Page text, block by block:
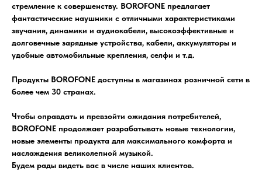
стремление к совершенству. BOROFONE предлагает
фантастические наушники с отличными характеристиками
звучания, динамики и аудиокабели, высокоэффективные и
долговечные зарядные устройства, кабели, аккумуляторы и
удобные автомобильные крепления, селфи и т.д.
Продукты BOROFONE доступны в магазинах розничной сети в
более чем 30 странах.
Чтобы оправдать и превзойти ожидания потребителей,
BOROFONE продолжает разрабатывать новые технологии,
новые элементы продукта для максимального комфорта и
наслаждения великолепной музыкой.
Будем рады видеть вас в числе наших клиентов.